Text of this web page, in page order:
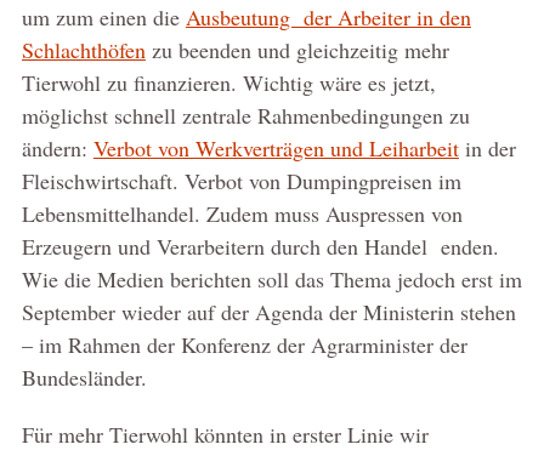
um zum einen die Ausbeutung der Arbeiter in den
Schlachthöfen zu beenden und gleichzeitig mehr
Tierwohl zu finanzieren. Wichtig wäre es jetzt,
möglichst schnell zentrale Rahmenbedingungen zu
ändern: Verbot von Werkverträgen und Leiharbeitin der
Fleischwirtschaft. Verbot von Dumpingpreisen im
Lebensmittelhandel. Zudem muss Auspressen von
Erzeugern und Verarbeitern durch den Handel enden.
Wie die Medien berichten soll das Thema jedoch erst im
September wieder auf der Agenda der Ministerin stehen
– im Rahmen der Konferenz der Agrarminister der
Bundesländer.
Für mehr Tierwohl könnten in erster Linie wir